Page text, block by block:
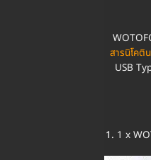
สารนิโคติ
USB
1 x